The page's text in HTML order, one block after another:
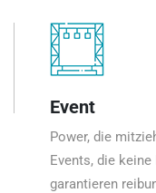
Event
Power, die
Events, die
garantieren